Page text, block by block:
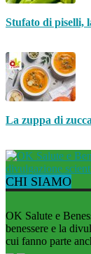
Stufato di piselli,
La zuppa di zucca
CHI SIAMO
OK Salute e
benessere e la
cui fanno parte